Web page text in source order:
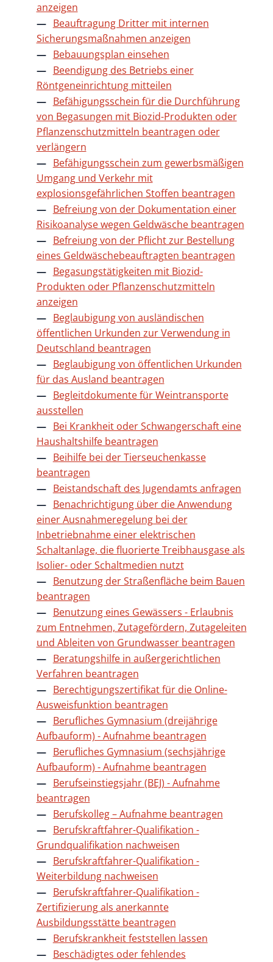
anzeigen
Beauftragung Dritter mit internen
Sicherungsmaßnahmen anzeigen
Bebauungsplan einsehen
Beendigung des Betriebs einer
Röntgeneinrichtung mitteilen
Befähigungsschein für die Durchführung
von Begasungen mit Biozid-Produkten oder
Pflanzenschutzmitteln beantragen oder
verlängern
Befähigungsschein zum gewerbsmäßigen
Umgang und Verkehr mit
explosionsgefährlichen Stoffen beantragen
Befreiung von der Dokumentation einer
Risikoanalyse wegen Geldwäsche beantragen
Befreiung von der Pflicht zur Bestellung
eines Geldwäschebeauftragten beantragen
Begasungstätigkeiten mit Biozid-
Produkten oder Pflanzenschutzmitteln
anzeigen
Beglaubigung von ausländischen
öffentlichen Urkunden zur Verwendung in
Deutschland beantragen
Beglaubigung von öffentlichen Urkunden
für das Ausland beantragen
Begleitdokumente für Weintransporte
ausstellen
Bei Krankheit oder Schwangerschaft eine
Haushaltshilfe beantragen
Beihilfe bei der Tierseuchenkasse
beantragen
Beistandschaft des Jugendamts anfragen
Benachrichtigung über die Anwendung
einer Ausnahmeregelung bei der
Inbetriebnahme einer elektrischen
Schaltanlage, die fluorierte Treibhausgase als
Isolier- oder Schaltmedien nutzt
Benutzung der Straßenfläche beim Bauen
beantragen
Benutzung eines Gewässers - Erlaubnis
zum Entnehmen, Zutagefördern, Zutageleiten
und Ableiten von Grundwasser beantragen
Beratungshilfe in außergerichtlichen
Verfahren beantragen
Berechtigungszertifikat für die Online-
Ausweisfunktion beantragen
Berufliches Gymnasium (dreijährige
Aufbauform) - Aufnahme beantragen
Berufliches Gymnasium (sechsjährige
Aufbauform) - Aufnahme beantragen
Berufseinstiegsjahr (BEJ) - Aufnahme
beantragen
Berufskolleg – Aufnahme beantragen
Berufskraftfahrer-Qualifikation -
Grundqualifikation nachweisen
Berufskraftfahrer-Qualifikation -
Weiterbildung nachweisen
Berufskraftfahrer-Qualifikation -
Zertifizierung als anerkannte
Ausbildungsstätte beantragen
Berufskrankheit feststellen lassen
Beschädigtes oder fehlendes